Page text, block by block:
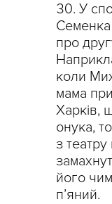
У
Семенка
про
коли
мама
Харків,
онука,
з
його
п’яний.